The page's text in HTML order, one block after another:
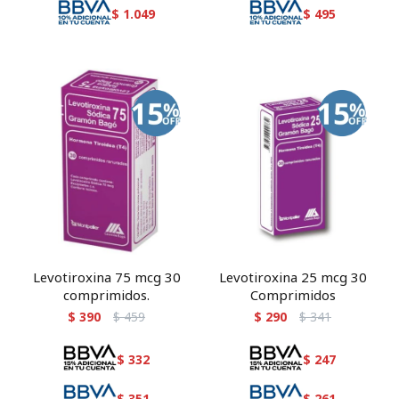
$ 1.049 $ 495
Levotiroxina 75 mcg 30
comprimidos.
$ 390 $ 459
$ 332
Levotiroxina 25 mcg 30
Comprimidos
$ 290 $ 341
$ 247